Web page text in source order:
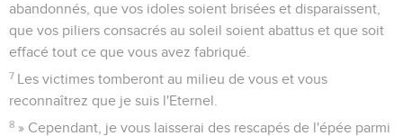
abandonnés, que vos idoles soient brisées et disparaissent,
que vos piliers consacrés au soleil soient abattus et que soit
effacé tout ce que vous avez fabriqué.
7 Les victimes tomberont au milieu de vous et vous
reconnaîtrez que je suis l'Eternel.
8 » Cependant, je vous laisserai des rescapés de l'épée parmi